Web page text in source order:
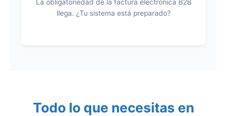
La obligatoriedad de la factura electrónica B2B
llega. ¿Tu sistema está preparado?
Todo lo que necesitas en